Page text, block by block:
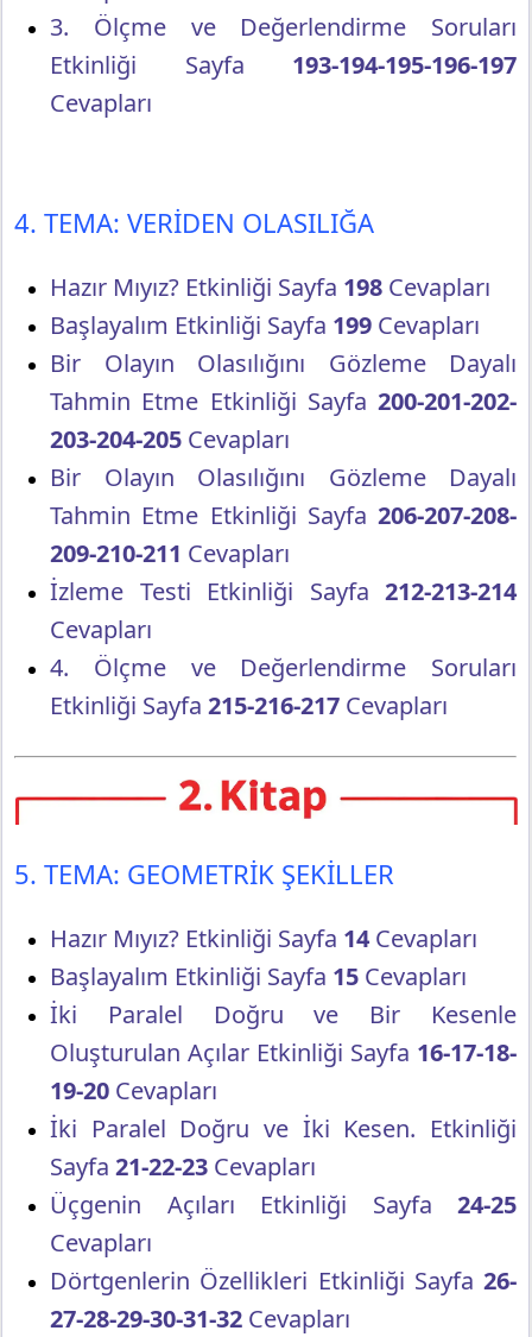
3. Ölçme ve Değerlendirme Soruları
Etkinliği Sayfa 193-194-195-196-197
Cevapları
4. TEMA: VERİDEN OLASILIĞA
Hazır Mıyız? Etkinliği Sayfa 198 Cevapları
Başlayalım Etkinliği Sayfa 199 Cevapları
Bir Olayın Olasılığını Gözleme Dayalı
Tahmin Etme Etkinliği Sayfa 200-201-202-
203-204-205 Cevapları
Bir Olayın Olasılığını Gözleme Dayalı
Tahmin Etme Etkinliği Sayfa 206-207-208-
209-210-211 Cevapları
İzleme Testi Etkinliği Sayfa 212-213-214
Cevapları
4. Ölçme ve Değerlendirme Soruları
Etkinliği Sayfa 215-216-217 Cevapları
5. TEMA: GEOMETRİK ŞEKİLLER
Hazır Mıyız? Etkinliği Sayfa 14 Cevapları
Başlayalım Etkinliği Sayfa 15 Cevapları
İki Paralel Doğru ve Bir Kesenle
Oluşturulan Açılar Etkinliği Sayfa 16-17-18-
19-20 Cevapları
İki Paralel Doğru ve İki Kesen. Etkinliği
Sayfa 21-22-23 Cevapları
Üçgenin Açıları Etkinliği Sayfa 24-25
Cevapları
Dörtgenlerin Özellikleri Etkinliği Sayfa 26-
27-28-29-30-31-32 Cevapları